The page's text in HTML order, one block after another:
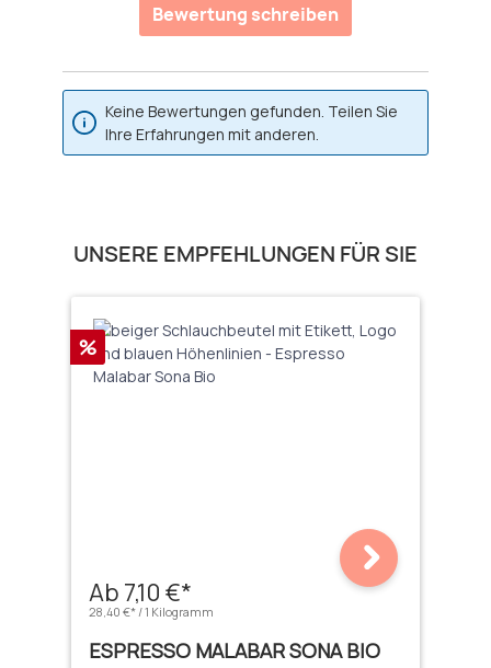
Bewertung schreiben
Keine Bewertungen gefunden. Teilen Sie
Ihre Erfahrungen mit anderen.
Produktgalerie überspringen
UNSERE EMPFEHLUNGEN FÜR SIE
Rabatt
%
Ab 7,10 €*
28,40 €* / 1 Kilogramm
ESPRESSO MALABAR SONA BIO